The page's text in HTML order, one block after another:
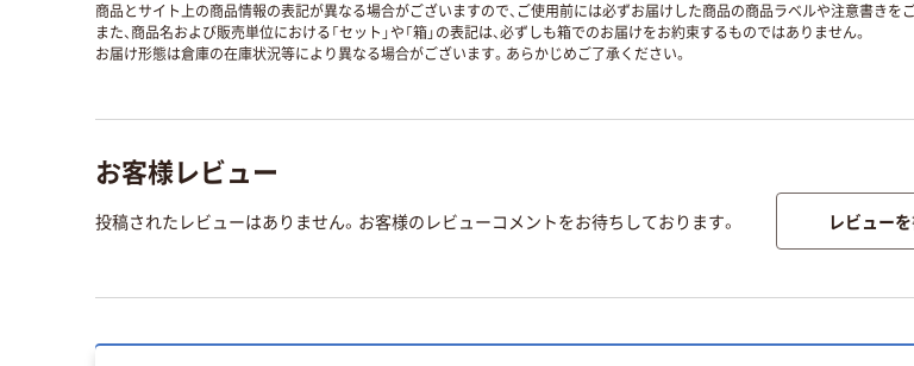
商品とサイト上の商品情報の表記が異なる場合がございますので、ご使用前には必ずお届けした商品の商品ラベルや注意書きを
また、商品名および販売単位における「セット」や「箱」の表記は、必ずしも箱でのお届けをお約束するものではありません。
お届け形態は倉庫の在庫状況等により異なる場合がございます。あらかじめご了承ください。
お客様レビュー
投稿されたレビューはありません。お客様のレビューコメントをお待ちしております。 レビューを